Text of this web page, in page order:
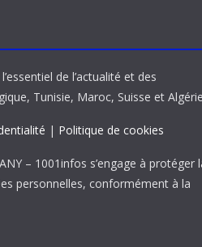
de l’actualité et des
Tunisie, Maroc, Suisse et
| Politique de cookies
– 1001infos s’engage à protéger
personnelles, conformément à la